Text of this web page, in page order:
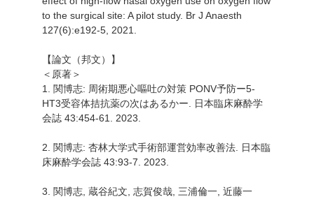
to the surgical site: A pilot study. Br J Anaesth
127(6):e192-5, 2021.
【論文（邦文）】
＜原著＞
1. 関博志: 周術期悪心嘔吐の対策 PONV予防ー5-
HT3受容体拮抗薬の次はあるかー. 日本臨床麻酔学
会誌 43:454-61. 2023.
2. 関博志: 杏林大学式手術部運営効率改善法. 日本臨
床麻酔学会誌 43:93-7. 2023.
3. 関博志, 蔵谷紀文, 志賀俊哉, 三浦倫一, 近藤一